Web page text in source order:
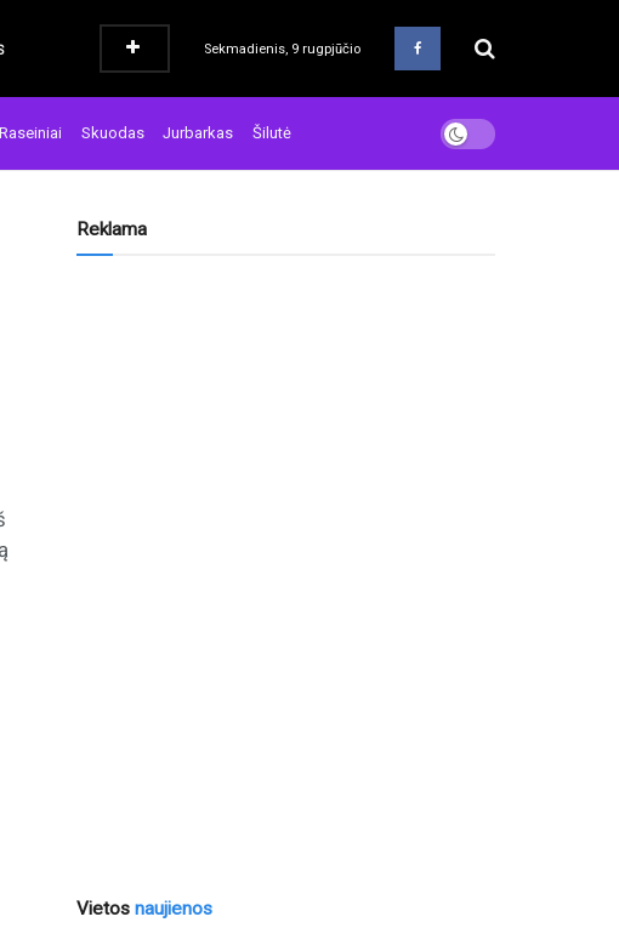
Sekmadienis, 9 rugpjūčio
Raseiniai Skuodas Jurbarkas Šilutė
Reklama
Vietos naujienos